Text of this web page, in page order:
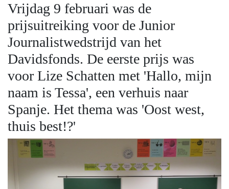
Vrijdag 9 februari was de
prijsuitreiking voor de Junior
Journalistwedstrijd van het
Davidsfonds. De eerste prijs was
voor Lize Schatten met 'Hallo, mijn
naam is Tessa', een verhuis naar
Spanje. Het thema was 'Oost west,
thuis best!?'